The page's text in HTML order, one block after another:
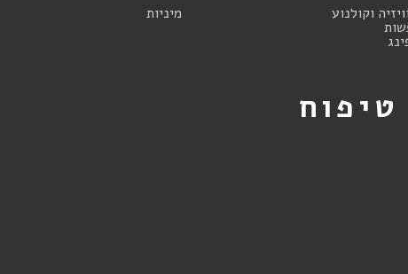
וקולנוע מיניות
טיפוח